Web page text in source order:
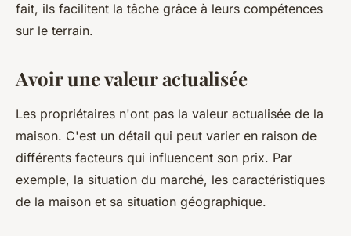
fait, ils facilitent la tâche grâce à leurs compétences
sur le terrain.
Avoir une valeur actualisée
Les propriétaires n'ont pas la valeur actualisée de la
maison. C'est un détail qui peut varier en raison de
différents facteurs qui influencent son prix. Par
exemple, la situation du marché, les caractéristiques
de la maison et sa situation géographique.